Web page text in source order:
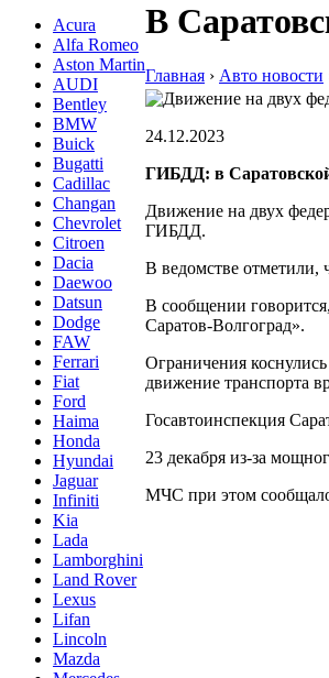
Acura
Alfa Romeo
Aston Martin
AUDI
Bentley
BMW
Buick
Bugatti
Cadillac
Changan
Chevrolet
Citroen
Dacia
Daewoo
Datsun
Dodge
FAW
Ferrari
Fiat
Ford
Haima
Honda
Hyundai
Jaguar
Infiniti
Kia
Lada
Lamborghini
Land Rover
Lexus
Lifan
Lincoln
Mazda
В
Главная › Авто новости
24.12.2023
ГИБДД: в Саратовской
Движение на двух
ГИБДД.
В ведомстве отметили,
В сообщении
Саратов-Волгоград».
Ограничения
движение транспорта
Госавтоинспекция
23 декабря из-за
МЧС при этом сообщало,